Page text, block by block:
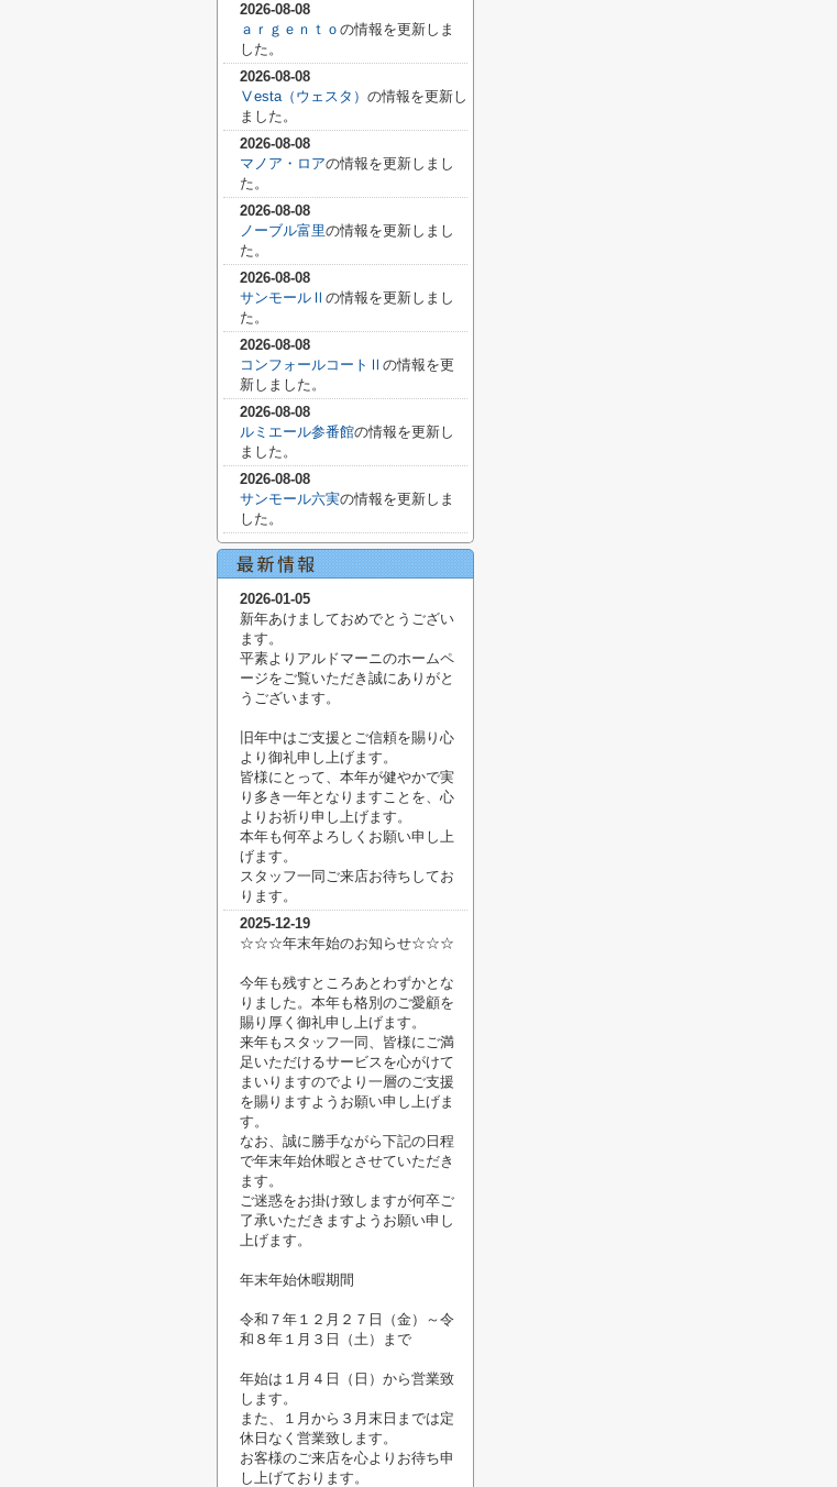
2026-08-08
ａｒｇｅｎｔｏ の情報を更新しま
した。
2026-08-08
Ⅴesta（ウェスタ） の情報を更新し
ました。
2026-08-08
マノア・ロアの情報を更新しまし
た。
2026-08-08
ノーブル富里の情報を更新しまし
た。
2026-08-08
サンモールⅡ の情報を更新しまし
た。
2026-08-08
コンフォールコートⅡ の情報を更
新しました。
2026-08-08
ルミエール参番館の情報を更新し
ました。
2026-08-08
サンモール六実の情報を更新しま
した。
2026-01-05
新年あけましておめでとうござい
ます。
平素よりアルドマーニのホームペ
ージをご覧いただき誠にありがと
うございます。
旧年中はご支援とご信頼を賜り心
より御礼申し上げます。
皆様にとって、本年が健やかで実
り多き一年となりますことを、心
よりお祈り申し上げます。
本年も何卒よろしくお願い申し上
げます。
スタッフ一同ご来店お待ちしてお
ります。
2025-12-19
☆☆☆年末年始のお知らせ☆☆☆
今年も残すところあとわずかとな
りました。本年も格別のご愛顧を
賜り厚く御礼申し上げます。
来年もスタッフ一同、皆様にご満
足いただけるサービスを心がけて
まいりますのでより一層のご支援
を賜りますようお願い申し上げま
す。
なお、誠に勝手ながら下記の日程
で年末年始休暇とさせていただき
ます。
ご迷惑をお掛け致しますが何卒ご
了承いただきますようお願い申し
上げます。
年末年始休暇期間
令和７年１２月２７日（金）～令
和８年１月３日（土）まで
年始は１月４日（日）から営業致
します。
また、１月から３月末日までは定
休日なく営業致します。
お客様のご来店を心よりお待ち申
し上げております。